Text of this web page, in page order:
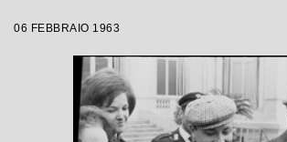
06 FEBBRAIO 1963